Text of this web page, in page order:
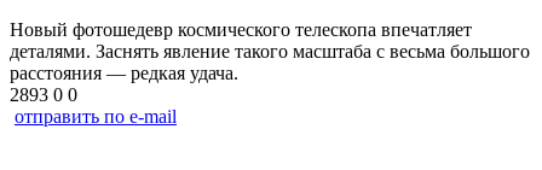
Новый фотошедевр космического телескопа впечатляет
деталями. Заснять явление такого масштаба с весьма большого
расстояния — редкая удача.
2893 0 0
отправить по e-mail